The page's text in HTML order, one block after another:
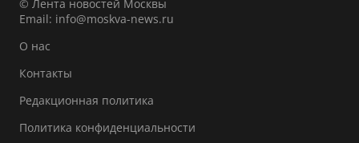
© Лента новостей Москвы
Email: info@moskva-news.ru
О нас
Контакты
Редакционная политика
Политика конфиденциальности